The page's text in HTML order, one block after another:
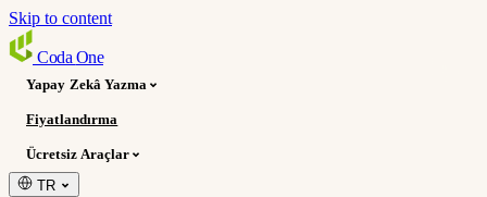
Skip to content
Coda One
Yapay Zekâ Yazma
Fiyatlandırma
Ücretsiz Araçlar
TR